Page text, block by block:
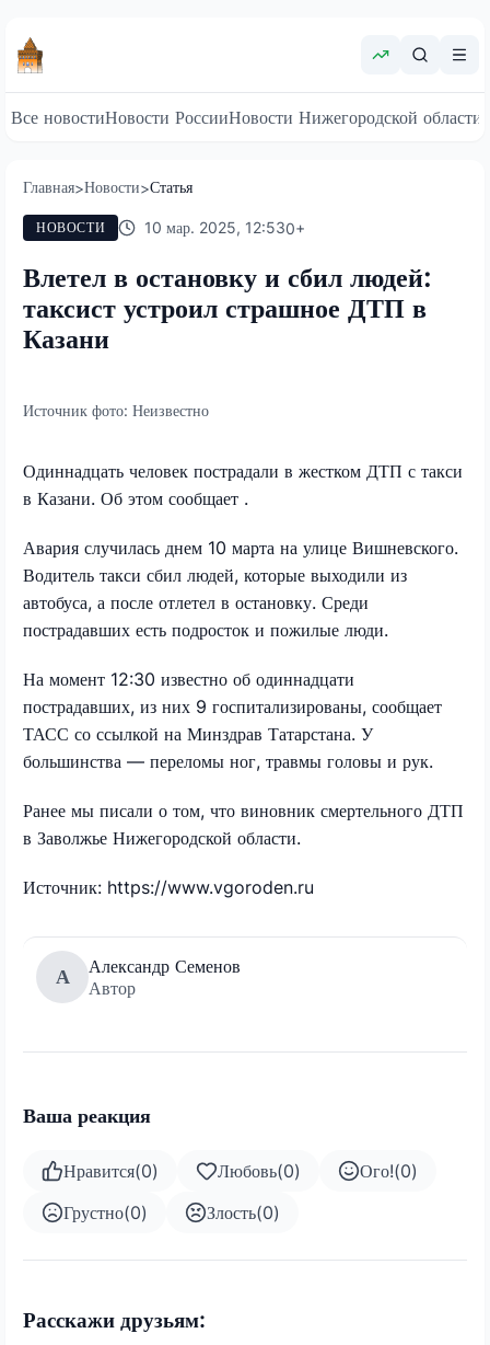
Все новостиНовости РоссииНовости Нижегородской области
Главная>Новости>Статья
НОВОСТИ 10 мар. 2025, 12:530+
Влетел в остановку и сбил людей:
таксист устроил страшное ДТП в
Казани
Источник фото: Неизвестно
Одиннадцать человек пострадали в жестком ДТП с такси
в Казани. Об этом сообщает .
Авария случилась днем 10 марта на улице Вишневского.
Водитель такси сбил людей, которые выходили из
автобуса, а после отлетел в остановку. Среди
пострадавших есть подросток и пожилые люди.
На момент 12:30 известно об одиннадцати
пострадавших, из них 9 госпитализированы, сообщает
ТАСС со ссылкой на Минздрав Татарстана. У
большинства — переломы ног, травмы головы и рук.
Ранее мы писали о том, что виновник смертельного ДТП
в Заволжье Нижегородской области.
Источник: https://www.vgoroden.ru
А
Александр Семенов
Автор
Ваша реакция
Нравится(0) Любовь(0) Ого!(0)
Грустно(0) Злость(0)
Расскажи друзьям: